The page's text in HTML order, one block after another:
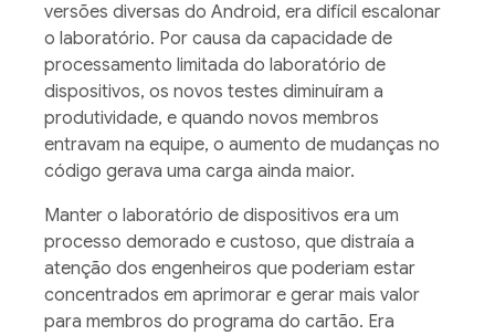
versões diversas do Android, era difícil escalonar
o laboratório. Por causa da capacidade de
processamento limitada do laboratório de
dispositivos, os novos testes diminuíram a
produtividade, e quando novos membros
entravam na equipe, o aumento de mudanças no
código gerava uma carga ainda maior.
Manter o laboratório de dispositivos era um
processo demorado e custoso, que distraía a
atenção dos engenheiros que poderiam estar
concentrados em aprimorar e gerar mais valor
para membros do programa do cartão. Era